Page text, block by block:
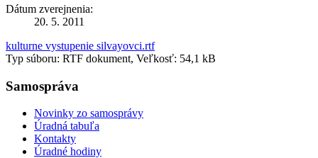
Dátum zverejnenia:
20. 5. 2011
kulturne vystupenie silvayovci.rtf
Typ súboru: RTF dokument, Veľkosť: 54,1 kB
Samospráva
Novinky zo samosprávy
Úradná tabuľa
Kontakty
Úradné hodiny